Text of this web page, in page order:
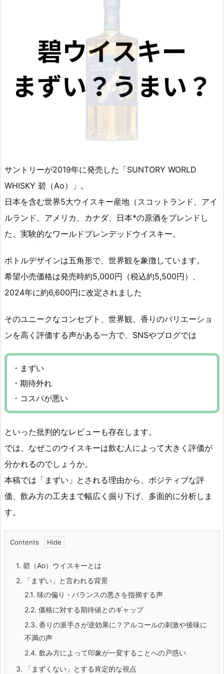
サントリーが2019年に発売した「SUNTORY WORLD
WHISKY 碧（Ao）」。
日本を含む世界5大ウイスキー産地（スコットランド、アイ
ルランド、アメリカ、カナダ、日本*の原酒をブレンドし
た、実験的なワールドブレンデッドウイスキー。
ボトルデザインは五角形で、世界観を象徴しています。
希望小売価格は発売時約5,000円（税込約5,500円）、
2024年に約6,600円に改定されました
そのユニークなコンセプト、世界観、香りのバリエーショ
ンを高く評価する声がある一方で、SNSやブログでは
・まずい
・期待外れ
・コスパが悪い
といった批判的なレビューも存在します。
では、なぜこのウイスキーは飲む人によって大きく評価が
分かれるのでしょうか。
本稿では「まずい」とされる理由から、ポジティブな評
価、飲み方の工夫まで幅広く掘り下げ、多面的に分析しま
す。
Contents
1. 碧（Ao）ウイスキーとは
2. 「まずい」と言われる背景
2.1. 味の偏り・バランスの悪さを指摘する声
2.2. 価格に対する期待値とのギャップ
2.3. 香りの派手さが逆効果に？アルコールの刺激や後味に
不満の声
2.4. 飲み方によって印象が一変することへの戸惑い
3. 「まずくない」とする肯定的な視点